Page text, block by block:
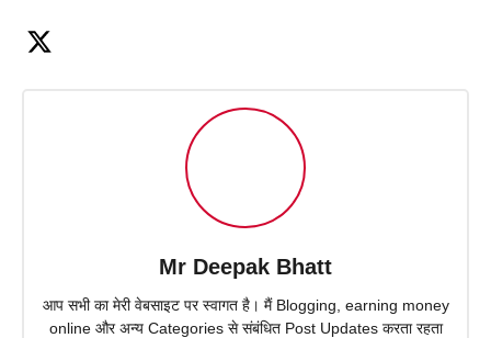
Mr Deepak Bhatt
आप सभी का मेरी वेबसाइट पर स्वागत है। मैं Blogging, earning money
online और अन्य Categories से संबंधित Post Updates करता रहता